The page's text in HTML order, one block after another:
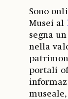
Sono
Musei al
segna
nella
portali